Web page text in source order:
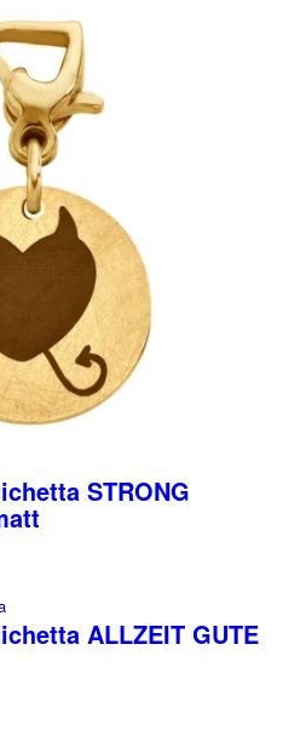
STRONG
ALLZEIT GUTE